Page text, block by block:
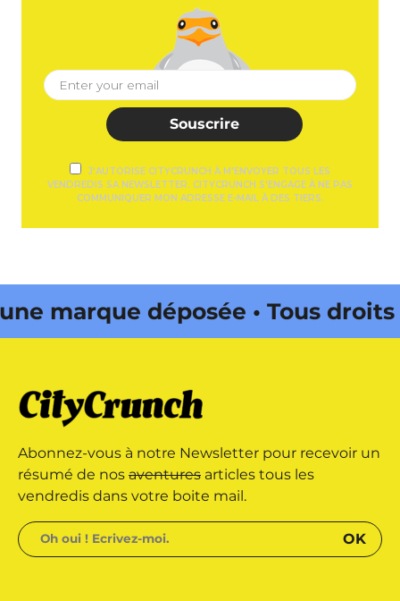
Souscrire
J'AUTORISE CITYCRUNCH À M'ENVOYER TOUS LES
VENDREDIS SA NEWSLETTER. CITYCRUNCH S'ENGAGE À NE PAS
COMMUNIQUER MON ADRESSE E-MAIL À DES TIERS.
déposée • Tous droits
déposée • Tous droits
édité par Buena Onda Web •
Abonnez-vous à notre Newsletter pour recevoir un
résumé de nos aventures articles tous les
vendredis dans votre boite mail.